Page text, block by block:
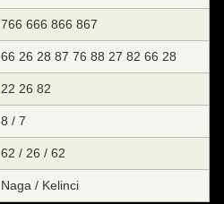
766 666 866 867
66 26 28 87 76 88 27 82 66 28
22 26 82
8 / 7
62 / 26 / 62
Naga / Kelinci